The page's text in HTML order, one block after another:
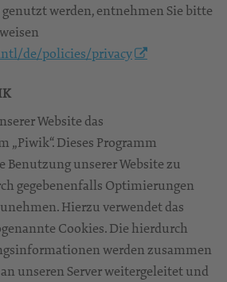
werden, entnehmen Sie bitte
de/policies/privacy
Website das
„Piwik“. Dieses Programm
Benutzung unserer Website zu
gegebenenfalls Optimierungen
Hierzu verwendet das
Cookies. Die hierdurch
werden zusammen
unseren Server weitergeleitet und